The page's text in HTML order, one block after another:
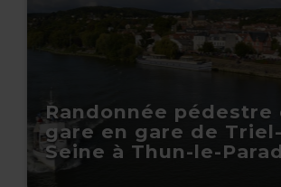
Randonnée pédestre
gare en gare de
Seine à Thun-le-